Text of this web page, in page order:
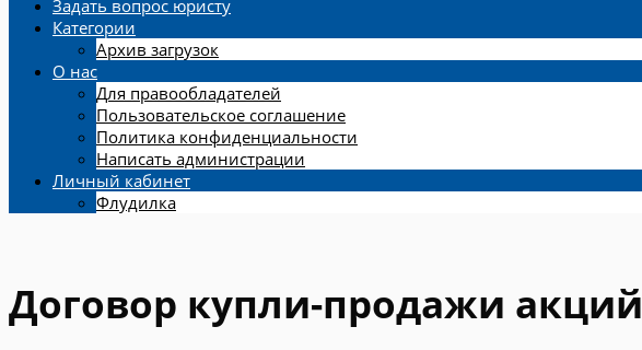
Задать вопрос юристу
Категории
Архив загрузок
О нас
Для правообладателей
Пользовательское соглашение
Политика конфиденциальности
Написать администрации
Личный кабинет
Флудилка
Договор купли-продажи акций